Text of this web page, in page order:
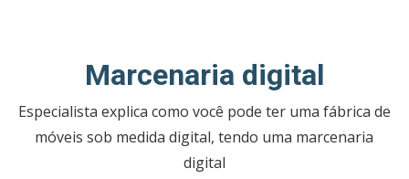
Marcenaria digital
Especialista explica como você pode ter uma fábrica de
móveis sob medida digital, tendo uma marcenaria
digital